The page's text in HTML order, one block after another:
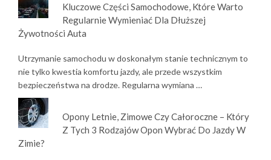
Kluczowe Części Samochodowe, Które Warto
Regularnie Wymieniać Dla Dłuższej
Żywotności Auta
Utrzymanie samochodu w doskonałym stanie technicznym to
nie tylko kwestia komfortu jazdy, ale przede wszystkim
bezpieczeństwa na drodze. Regularna wymiana …
Opony Letnie, Zimowe Czy Całoroczne – Który
Z Tych 3 Rodzajów Opon Wybrać Do Jazdy W
Zimie?